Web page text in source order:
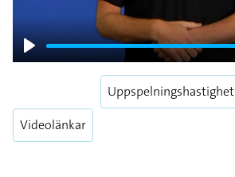
Play
Videolänkar
Uppspelningshastighet